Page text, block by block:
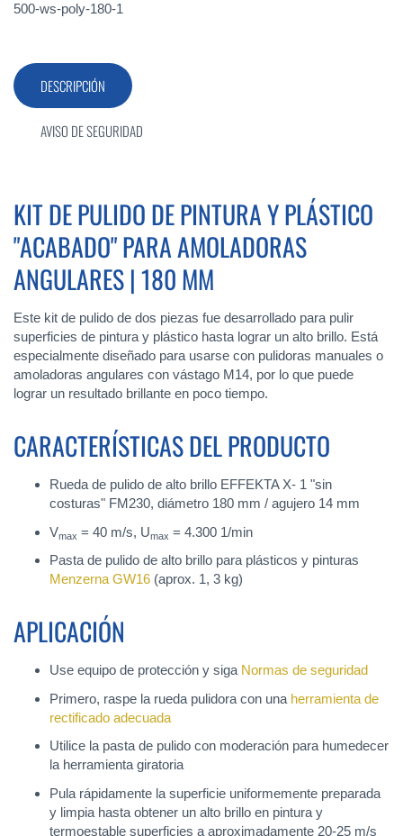
500-ws-poly-180-1
DESCRIPCIÓN
KIT DE PULIDO DE PINTURA Y PLÁSTICO
"ACABADO" PARA AMOLADORAS
ANGULARES | 180 MM
Este kit de pulido de dos piezas fue desarrollado para pulir
superficies de pintura y plástico hasta lograr un alto brillo. Está
especialmente diseñado para usarse con pulidoras manuales o
amoladoras angulares con vástago M14, por lo que puede
lograr un resultado brillante en poco tiempo.
CARACTERÍSTICAS DEL PRODUCTO
Rueda de pulido de alto brillo EFFEKTA X- 1 "sin
costuras" FM230, diámetro 180 mm / agujero 14 mm
Vmax = 40 m/s, Umax = 4.300 1/min
Pasta de pulido de alto brillo para plásticos y pinturas
Menzerna GW16 (aprox. 1, 3 kg)
APLICACIÓN
Use equipo de protección y siga Normas de seguridad
Primero, raspe la rueda pulidora con una herramienta de
rectificado adecuada
Utilice la pasta de pulido con moderación para humedecer
la herramienta giratoria
Pula rápidamente la superficie uniformemente preparada
y limpia hasta obtener un alto brillo en pintura y
termoestable superficies a aproximadamente 20-25 m/s
AVISO DE SEGURIDAD